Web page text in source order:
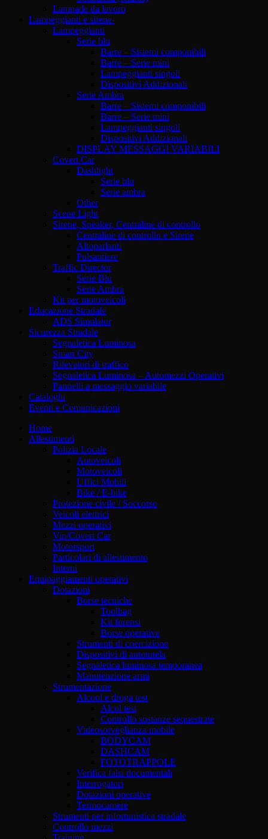
Lampade da lavoro
Lampeggianti e sirene-
Lampeggianti
Serie blu
Barre – Sistemi componibili
Barre – Serie mini
Lampeggianti singoli
Dispositivi Addizionali
Serie Ambra
Barre – Sistemi componibili
Barre – Serie mini
Lampeggianti singoli
Dispositivi Addizionali
DISPLAY MESSAGGI VARIABILI
Covert Car
Dashlight
Serie blu
Serie ambra
Other
Scene Light
Sirene, Speaker, Centraline di controllo
Centraline di controllo e Sirene
Altoparlanti
Pulsantiere
Traffic Director
Serie Blu
Serie Ambra
Kit per motoveicoli
Educazione Stradale
ADS Simulator
Sicurezza Stradale
Segnaletica Luminosa
Smart City
Rilevatori di traffico
Segnaletica Luminosa – Automezzi Operativi
Pannelli a messaggio variabile
Cataloghi
Eventi e Comunicazioni
Home
Allestimenti
Polizia Locale
Autoveicoli
Motoveicoli
Uffici Mobili
Bike / E-bike
Protezione civile / Soccorso
Veicoli elettrici
Mezzi operativi
Vip/Covert Car
Motorsport
Particolari di allestimento
Interni
Equipaggiamenti operativi
Dotazioni
Borse tecniche
Toolbag
Kit forensi
Borse operative
Strumenti di coercizione
Dispositivi di autotutela
Segnaletica luminosa temporanea
Manutenzione armi
Strumentazione
Alcool e droga test
Alcol test
Controllo sostanze sequestrate
Videosorveglianza mobile
BODYCAM
DASHCAM
FOTOTRAPPOLE
Verifica falsi documentali
Interrogatori
Dotazioni operative
Termocamere
Strumenti per infortunistica stradale
Controllo mezzi